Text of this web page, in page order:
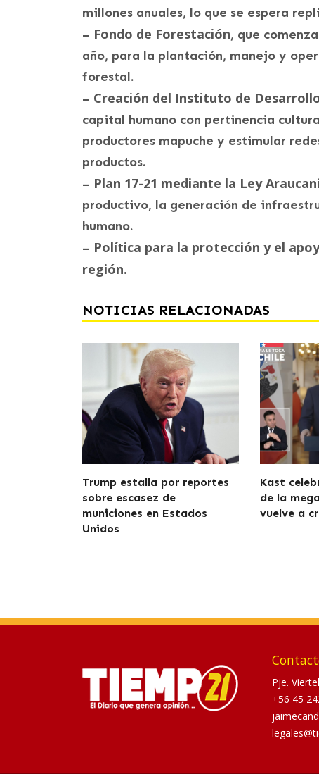
millones anuales, lo que se espera
– Fondo de Forestación, que
año, para la plantación, manejo y
forestal.
– Creación del Instituto de
capital humano con pertinencia
productores mapuche y estimular
productos.
– Plan 17-21 mediante la Ley
productivo, la generación de
humano.
– Política para la protección y el
región.
NOTICIAS RELACIONADAS
Trump estalla por reportes
sobre escasez de
municiones en Estados
Unidos
Kast
de la
vuelve a
Pje.
+56 45